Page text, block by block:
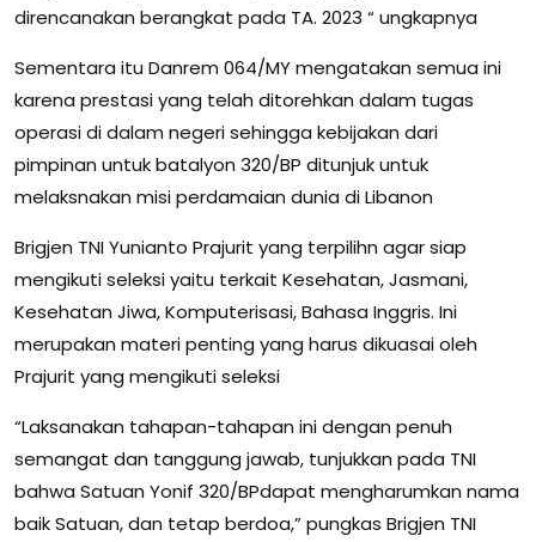
direncanakan berangkat pada TA. 2023 “ ungkapnya
Sementara itu Danrem 064/MY mengatakan semua ini
karena prestasi yang telah ditorehkan dalam tugas
operasi di dalam negeri sehingga kebijakan dari
pimpinan untuk batalyon 320/BP ditunjuk untuk
melaksnakan misi perdamaian dunia di Libanon
Brigjen TNI Yunianto Prajurit yang terpilihn agar siap
mengikuti seleksi yaitu terkait Kesehatan, Jasmani,
Kesehatan Jiwa, Komputerisasi, Bahasa Inggris. Ini
merupakan materi penting yang harus dikuasai oleh
Prajurit yang mengikuti seleksi
“Laksanakan tahapan-tahapan ini dengan penuh
semangat dan tanggung jawab, tunjukkan pada TNI
bahwa Satuan Yonif 320/BPdapat mengharumkan nama
baik Satuan, dan tetap berdoa,” pungkas Brigjen TNI